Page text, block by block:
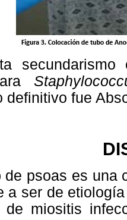
definitivo fue
de psoas es una
a ser de
miositis